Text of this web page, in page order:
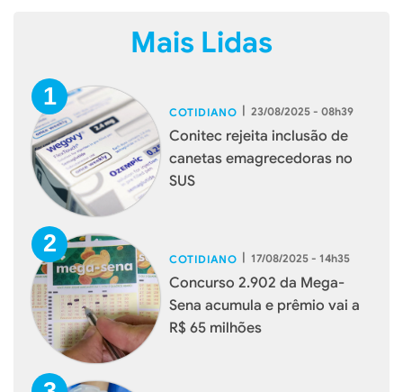
Mais Lidas
COTIDIANO | 23/08/2025 - 08h39
Conitec rejeita inclusão de
canetas emagrecedoras no
SUS
COTIDIANO | 17/08/2025 - 14h35
Concurso 2.902 da Mega-
Sena acumula e prêmio vai a
R$ 65 milhões